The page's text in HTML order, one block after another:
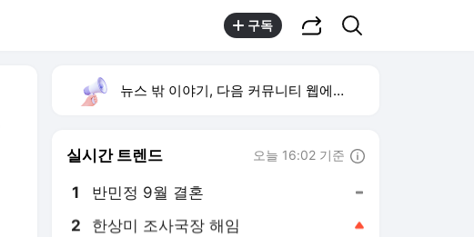
구독
뉴스 밖 이야기, 다음 커뮤니티 웹에서 보기
실시간 트렌드 오늘 16:02 기준
1 반민정 9월 결혼
2 한상미 조사국장 해임